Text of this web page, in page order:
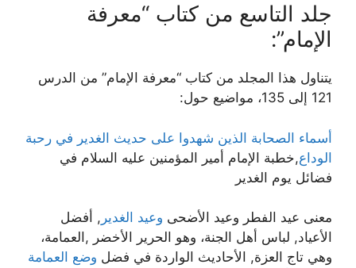
جلد التاسع من كتاب “معرفة
الإمام”:
يتناول هذا المجلد من كتاب “معرفة الإمام” من الدرس
121 إلى 135، مواضيع حول:
أسماء الصحابة الذين شهدوا على حديث الغدير في رحبة
الوداع,خطبة الإمام أمير المؤمنين عليه السلام في
فضائل يوم الغدير
معنى عيد الفطر وعيد الأضحى وعيد الغدير , أفضل
الأعياد, لباس أهل الجنة، وهو الحرير الأخضر ,العمامة،
وهي تاج العزة, الأحاديث الواردة في فضل وضع العمامة